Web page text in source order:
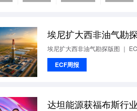
埃尼扩大西非油气勘
埃尼扩大西非油气勘探版图 ｜
ECF周报
达坦能源获福布斯行